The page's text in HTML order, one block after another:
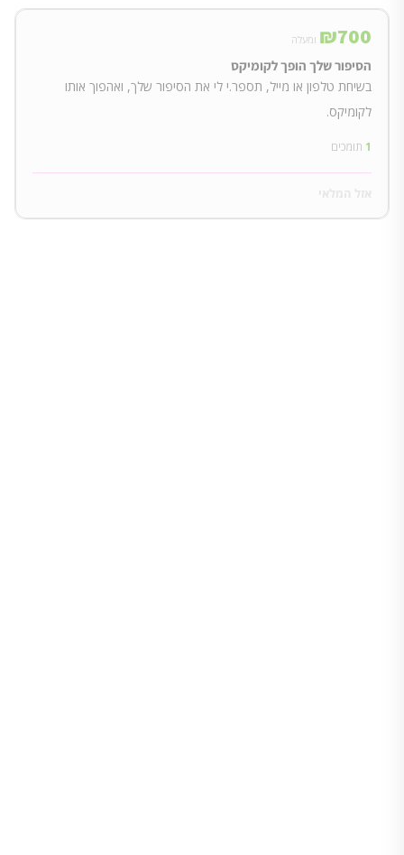
₪700 ומעלה
הסיפור שלך הופך לקומיקס
בשיחת טלפון או מייל, תספר.י לי את הסיפור שלך, ואהפוך אותו
לקומיקס.
1 תומכים